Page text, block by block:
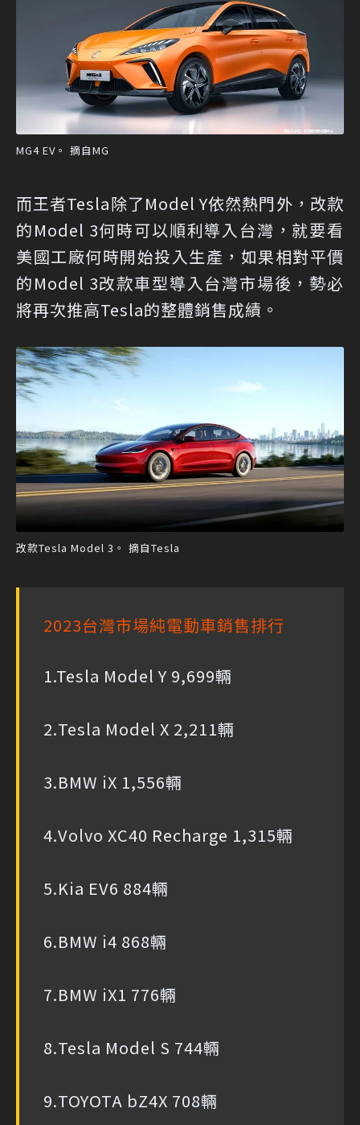
MG4 EV。 摘自MG
而王者Tesla除了Model Y依然熱門外，改款
的Model 3何時可以順利導入台灣，就要看
美國工廠何時開始投入生產，如果相對平價
的Model 3改款車型導入台灣市場後，勢必
將再次推高Tesla的整體銷售成績。
改款Tesla Model 3。 摘自Tesla
2023台灣市場純電動車銷售排行
1.Tesla Model Y 9,699輛
2.Tesla Model X 2,211輛
3.BMW iX 1,556輛
4.Volvo XC40 Recharge 1,315輛
5.Kia EV6 884輛
6.BMW i4 868輛
7.BMW iX1 776輛
8.Tesla Model S 744輛
9.TOYOTA bZ4X 708輛